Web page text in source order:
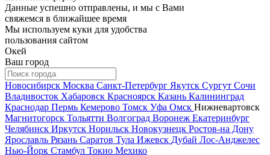
Данные успешно отправлены, и мы с Вами
свяжемся в ближайшее время
Мы используем куки для удобства
пользования сайтом
Окей
Ваш город
Новосибирск Москва Санкт-Петербург Якутск Сургут Сочи
Владивосток Хабаровск Красноярск Казань Калининград
Краснодар Пермь Кемерово Томск Уфа Омск Нижневартовск
Магнитогорск Тольятти Волгоград Воронеж Екатеринбург
Челябинск Иркутск Норильск Новокузнецк Ростов-на Дону
Ярославль Рязань Саратов Тула Ижевск Дубай Лос-Анджелес
Нью-Йорк Стамбул Токио Мехико